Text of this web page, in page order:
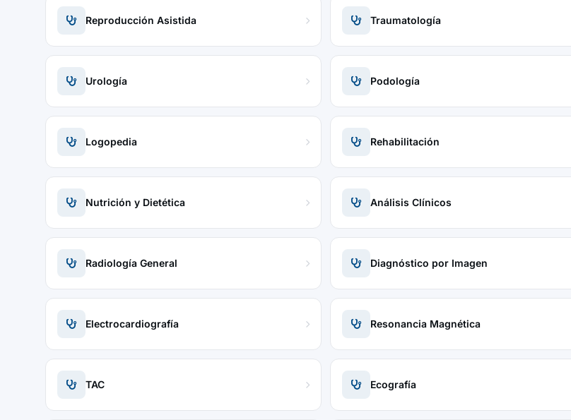
Reproducción Asistida Traumatología
Urología Podología
Logopedia Rehabilitación
Nutrición y Dietética Análisis Clínicos
Radiología General Diagnóstico por Imagen
Electrocardiografía Resonancia Magnética
TAC Ecografía